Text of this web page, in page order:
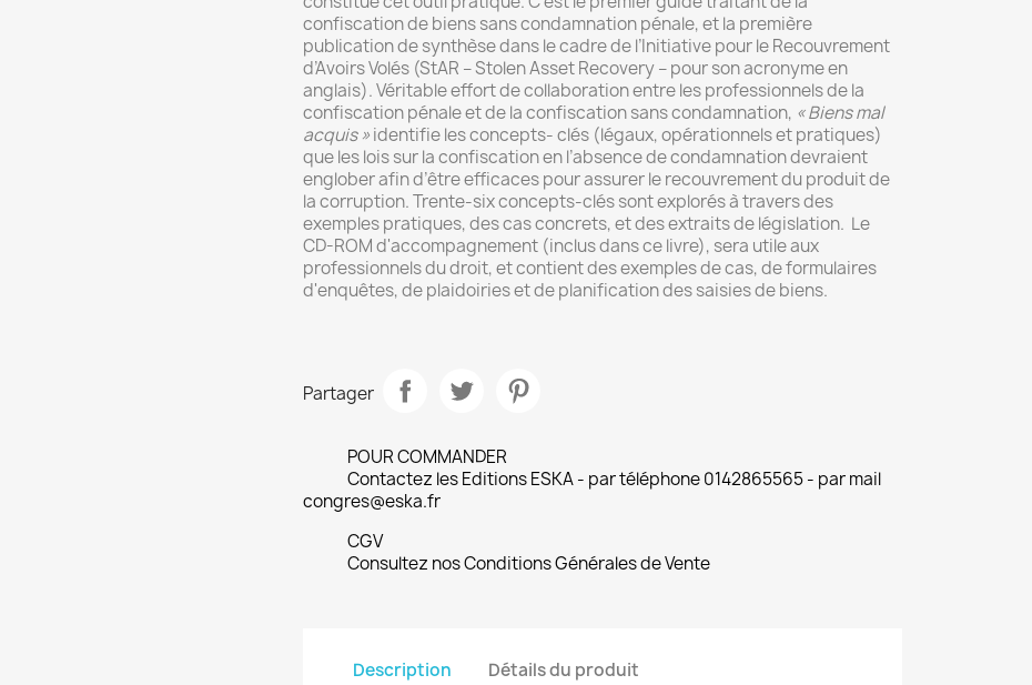
confiscation de biens sans condamnation pénale, et la première
publication de synthèse dans le cadre de l’Initiative pour le Recouvrement
d’Avoirs Volés (StAR – Stolen Asset Recovery – pour son acronyme en
anglais). Véritable effort de collaboration entre les professionnels de la
confiscation pénale et de la confiscation sans condamnation, « Biens mal
acquis »identifie les concepts- clés (légaux, opérationnels et pratiques)
que les lois sur la confiscation en l’absence de condamnation devraient
englober afin d’être efficaces pour assurer le recouvrement du produit de
la corruption. Trente-six concepts-clés sont explorés à travers des
exemples pratiques, des cas concrets, et des extraits de législation. Le
CD-ROM d'accompagnement (inclus dans ce livre), sera utile aux
professionnels du droit, et contient des exemples de cas, de formulaires
d'enquêtes, de plaidoiries et de planification des saisies de biens.
Partager
POUR COMMANDER
Contactez les Editions ESKA - par téléphone 0142865565 - par mail
congres@eska.fr
CGV
Consultez nos Conditions Générales de Vente
Description Détails du produit